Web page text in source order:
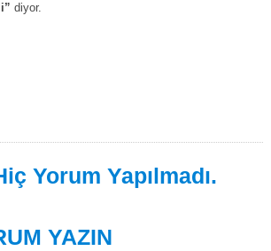
diyor.
Yorum Yapılmadı.
YAZIN